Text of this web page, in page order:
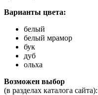
Варианты цвета:
белый
белый мрамор
бук
дуб
ольха
Возможен выбор
(в разделах каталога сайта):